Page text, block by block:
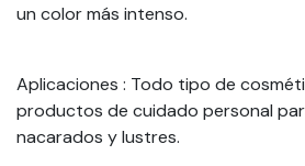
un color más intenso.
Aplicaciones : Todo tipo de
productos de cuidado personal
nacarados y lustres.